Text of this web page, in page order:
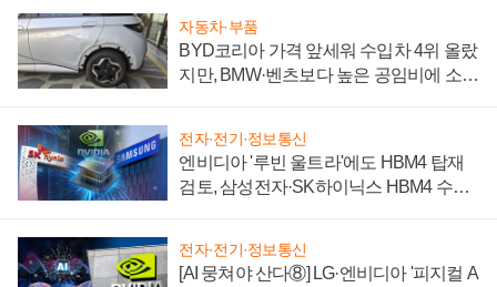
자동차·부품
BYD코리아 가격 앞세워 수입차 4위 올랐
지만, BMW·벤츠보다 높은 공임비에 소비
전자·전기·정보통신
엔비디아 '루빈 울트라'에도 HBM4 탑재
검토, 삼성전자·SK하이닉스 HBM4 수율
전자·전기·정보통신
[AI 뭉쳐야 산다⑧] LG·엔비디아 '피지컬 A